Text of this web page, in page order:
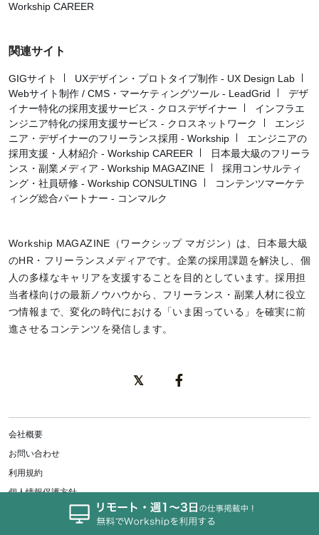
Workship CAREER
関連サイト
GIGサイト
UXデザイン・プロトタイプ制作 - UX Design Lab
Webサイト制作 / CMS・マーケティングツール - LeadGrid
デザ
イナー特化の採用支援サービス - クロスデザイナー
インフラエ
ンジニア特化の採用支援サービス - クロスネットワーク
エンジ
ニア・デザイナーのフリーランス採用 - Workship
エンジニアの
採用支援・人材紹介 - Workship CAREER
日本最大級のフリーラ
ンス・副業メディア - Workship MAGAZINE
採用コンサルティ
ング・社員研修 - Workship CONSULTING
コンテンツマーケテ
ィング総合パートナー - コンマルク
Workship MAGAZINE（ワークシップ マガジン）は、日本最大級
のHR・フリーランスメディアです。企業の採用課題を解決し、個
人の多様なキャリアを支援することを目的としています。採用担
当者様向けの最新ノウハウから、フリーランス・副業人材に役立
つ情報まで、変化の時代における「いま困っている」を確実に前
進させるコンテンツを発信します。
会社概要
お問い合わせ
利用規約
個人情報保護方針
特定商取引法に基づく表記